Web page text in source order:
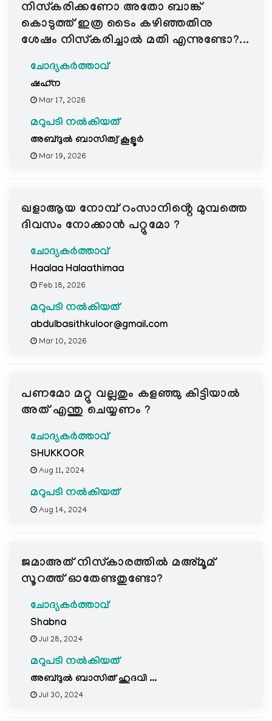
നിസ്കരിക്കണോ അതോ ബാങ്ക്
കൊടുത്ത് ഇത്ര ടൈം കഴിഞ്ഞതിനു
ശേഷം നിസ്കരിച്ചാൽ മതി എന്നുണ്ടോ?...
ചോദ്യകർത്താവ്
ഷഹ്‌ന
Mar 17, 2026
മറുപടി നൽകിയത്
അബ്ദുല്‍ ബാസിത്വ് കൂളൂര്‍
Mar 19, 2026
ഖളാആയ നോമ്പ് റംസാനിൻ്റെ മുമ്പത്തെ
ദിവസം നോക്കാൻ പറ്റുമോ ?
ചോദ്യകർത്താവ്
Haalaa Halaathimaa
Feb 18, 2026
മറുപടി നൽകിയത്
abdulbasithkuloor@gmail.com
Mar 10, 2026
പണമോ മറ്റു വല്ലതും കളഞ്ഞു കിട്ടിയാൽ
അത് എന്തു ചെയ്യണം ?
ചോദ്യകർത്താവ്
SHUKKOOR
Aug 11, 2024
മറുപടി നൽകിയത്
Aug 14, 2024
ജമാഅത് നിസ്കാരത്തിൽ മഅ്മൂമ്
സൂറത്ത് ഓതേണ്ടതുണ്ടോ?
ചോദ്യകർത്താവ്
Shabna
Jul 28, 2024
മറുപടി നൽകിയത്
അബ്ദുൽ ബാസിത് ഹുദവി ...
Jul 30, 2024